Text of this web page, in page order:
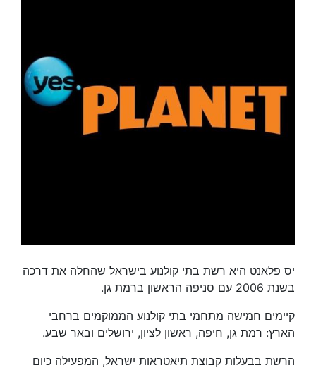
יס פלאנט היא רשת בתי קולנוע בישראל שהחלה את דרכה
בשנת 2006 עם סניפה הראשון ברמת גן.
קיימים חמישה מתחמי בתי קולנוע הממוקמים ברחבי
הארץ: רמת גן, חיפה, ראשון לציון, ירושלים ובאר שבע.
הרשת בבעלות קבוצת תיאטראות ישראל, המפעילה כיום